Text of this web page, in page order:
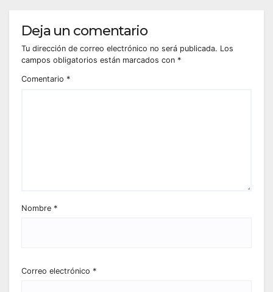
Deja un comentario
Tu dirección de correo electrónico no será publicada. Los
campos obligatorios están marcados con *
Comentario *
Nombre *
Correo electrónico *